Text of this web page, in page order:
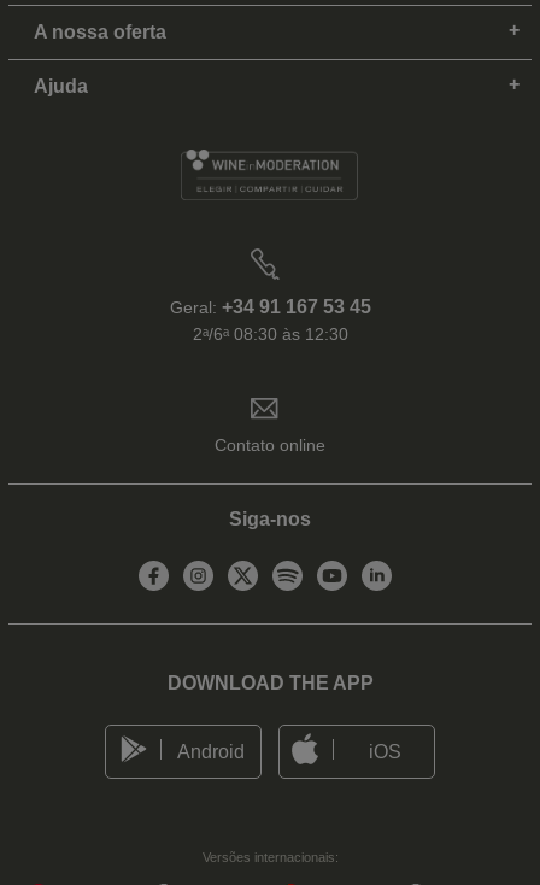
A nossa oferta
Ajuda
Geral: +34 91 167 53 45
2ᵃ/6ᵃ 08:30 às 12:30
Contato online
Siga-nos
DOWNLOAD THE APP
Android iOS
Versões internacionais: